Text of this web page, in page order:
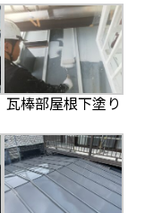
瓦棒部屋根下塗り